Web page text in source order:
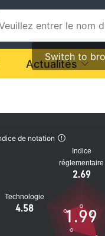
Switch to
Actualités
de notation
Indice
réglementaire
2.69
Technologie
4.58 1.99